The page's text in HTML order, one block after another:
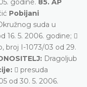
godine. 85. AP
Pobijani
suda u
16. 5. 2006. godine; 
broj I-1073/03 od 29.
Dragoljub
 presuda
od 30. 5. 2006.